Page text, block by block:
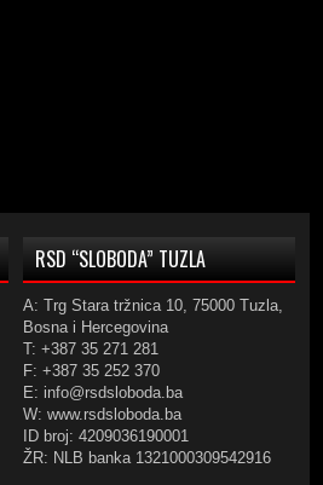
RSD “SLOBODA” TUZLA
A: Trg Stara tržnica 10, 75000 Tuzla,
Bosna i Hercegovina
T: +387 35 271 281
F: +387 35 252 370
E: info@rsdsloboda.ba
W: www.rsdsloboda.ba
ID broj: 4209036190001
ŽR: NLB banka 1321000309542916